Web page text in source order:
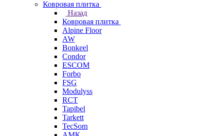
Ковровая плитка
Назад
Ковровая плитка
Alpine Floor
AW
Bonkeel
Condor
ESCOM
Forbo
FSG
Modulyss
RCT
Tapibel
Tarkett
TecSom